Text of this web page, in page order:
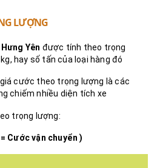
LƯỢNG
Yên được tính theo trọng
hay số tấn của loại hàng đó
cước theo trọng lượng là các
chiếm nhiều diện tích xe
trọng lượng:
Cước vận chuyển )